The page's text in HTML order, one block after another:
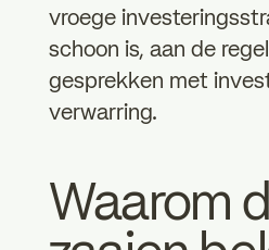
vroege
schoon is, aan de
gesprekken met
verwarring.
Waarom